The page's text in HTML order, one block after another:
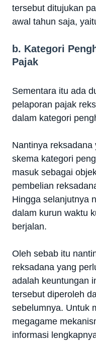
tersebut ditujukan
awal tahun saja,
b. Kategori
Pajak
Sementara itu ada
pelaporan pajak
dalam kategori
Nantinya
skema kategori
masuk sebagai
pembelian
Hingga selanjutnya
dalam kurun waktu
berjalan.
Oleh sebab itu
reksadana yang
adalah keuntungan
tersebut diperoleh
sebelumnya. Untuk
megagame
informasi